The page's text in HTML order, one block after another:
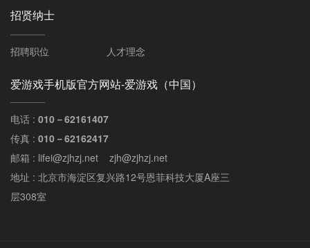
招贤纳士
招聘职位 人才理念
爱游戏手机版官方网站-爱游戏（中国）
电话 : 010－62161407
传真 : 010－62162417
邮箱 : lifei@zjhzj.net zjh@zjhzj.net
地址 : 北京市海淀区复兴路12号恩菲科技大厦A座三
层308室